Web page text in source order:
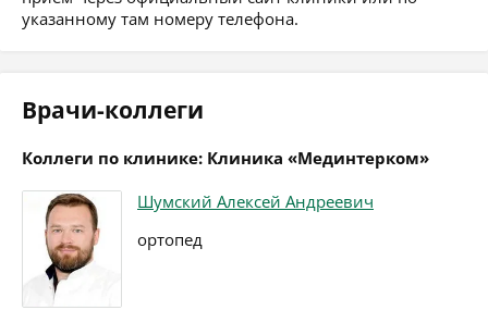
указанному там номеру телефона.
Врачи-коллеги
Коллеги по клинике: Клиника «Мединтерком»
Шумский Алексей Андреевич
ортопед